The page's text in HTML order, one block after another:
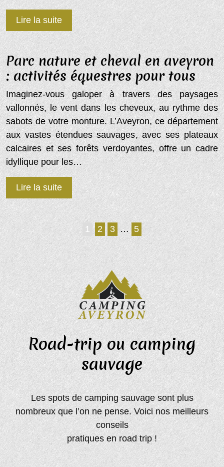
Lire la suite
Parc nature et cheval en aveyron
: activités équestres pour tous
Imaginez-vous galoper à travers des paysages
vallonnés, le vent dans les cheveux, au rythme des
sabots de votre monture. L’Aveyron, ce département
aux vastes étendues sauvages, avec ses plateaux
calcaires et ses forêts verdoyantes, offre un cadre
idyllique pour les…
Lire la suite
1 2 3 … 5
Road-trip ou camping
sauvage
Les spots de camping sauvage sont plus
nombreux que l’on ne pense. Voici nos meilleurs
conseils
pratiques en road trip !